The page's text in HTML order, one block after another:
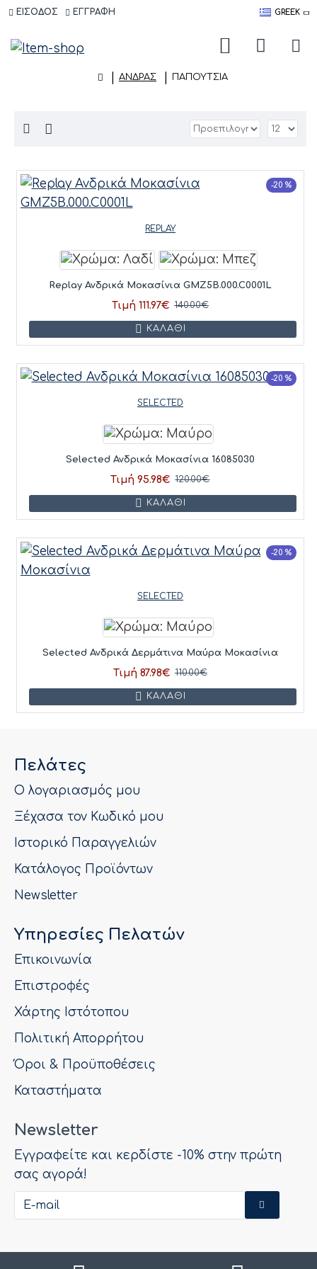
ΕΙΣΟΔΟΣ ΕΓΓΡΑΦΗ GREEK
ΑΝΔΡΑΣ ΠΑΠΟΎΤΣΙΑ
-20 %
REPLAY
Replay Ανδρικά Μοκασίνια GMZ5B.000.C0001L
Τιμή 111.97€ 140.00€
ΚΑΛΆΘΙ
-20 %
SELECTED
Selected Ανδρικά Μοκασίνια 16085030
Τιμή 95.98€ 120.00€
ΚΑΛΆΘΙ
-20 %
SELECTED
Selected Ανδρικά Δερμάτινα Μαύρα Μοκασίνια
Τιμή 87.98€ 110.00€
ΚΑΛΆΘΙ
Πελάτες
Ο λογαριασμός μου
Ξέχασα τον Κωδικό μου
Ιστορικό Παραγγελιών
Κατάλογος Προϊόντων
Newsletter
Υπηρεσίες Πελατών
Επικοινωνία
Επιστροφές
Χάρτης Ιστότοπου
Πολιτική Απορρήτου
Όροι & Προϋποθέσεις
Καταστήματα
Newsletter
Εγγραφείτε και κερδίστε -10% στην πρώτη
σας αγορά!